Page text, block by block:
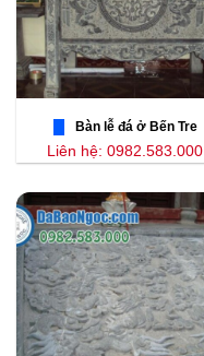
Bàn lễ đá ở Bến Tre
Liên hệ: 0982.583.000